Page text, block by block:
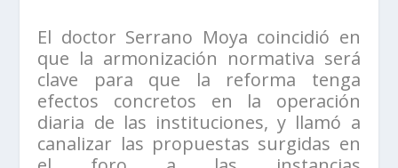
El doctor Serrano Moya coincidió en
que la armonización normativa será
clave para que la reforma tenga
efectos concretos en la operación
diaria de las instituciones, y llamó a
canalizar las propuestas surgidas en